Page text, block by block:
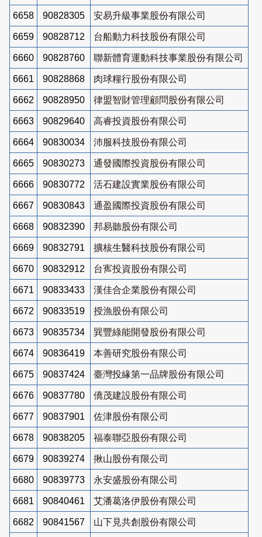
6658 90828305 安易升級事業股份有限公司
6659 90828712 台船動力科技股份有限公司
6660 90828760 聯新體育運動科技事業股份有限公司
6661 90828868 肉球糧行股份有限公司
6662 90828950 律盟智財管理顧問股份有限公司
6663 90829640 高睿投資股份有限公司
6664 90830034 沛服科技股份有限公司
6665 90830273 通發國際投資股份有限公司
6666 90830772 活石建設實業股份有限公司
6667 90830843 通盈國際投資股份有限公司
6668 90832390 邦易聽股份有限公司
6669 90832791 擴核生醫科技股份有限公司
6670 90832912 台寯投資股份有限公司
6671 90833433 漢佳合企業股份有限公司
6672 90833519 授漁股份有限公司
6673 90835734 巽豐綠能開發股份有限公司
6674 90836419 本善研究股份有限公司
6675 90837424 臺灣投緣第一品牌股份有限公司
6676 90837780 僑茂建設股份有限公司
6677 90837901 佐津股份有限公司
6678 90838205 福泰聯亞股份有限公司
6679 90839274 揪山股份有限公司
6680 90839773 永安盛股份有限公司
6681 90840461 艾潘葛洛伊股份有限公司
6682 90841567 山下見共創股份有限公司